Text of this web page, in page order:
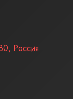
, Россия